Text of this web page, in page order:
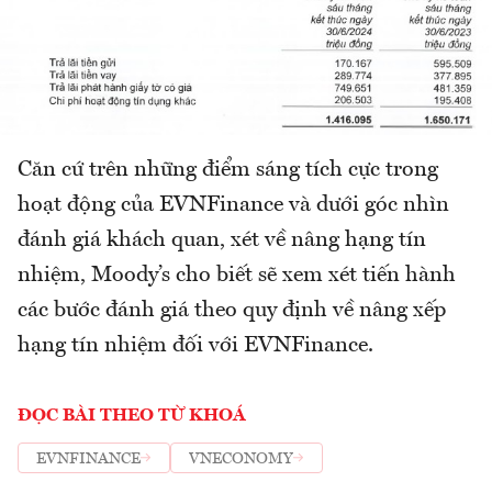
Căn cứ trên những điểm sáng tích cực trong
hoạt động của EVNFinance và dưới góc nhìn
đánh giá khách quan, xét về nâng hạng tín
nhiệm, Moody’s cho biết sẽ xem xét tiến hành
các bước đánh giá theo quy định về nâng xếp
hạng tín nhiệm đối với EVNFinance.
ĐỌC BÀI THEO TỪ KHOÁ
EVNFINANCE VNECONOMY